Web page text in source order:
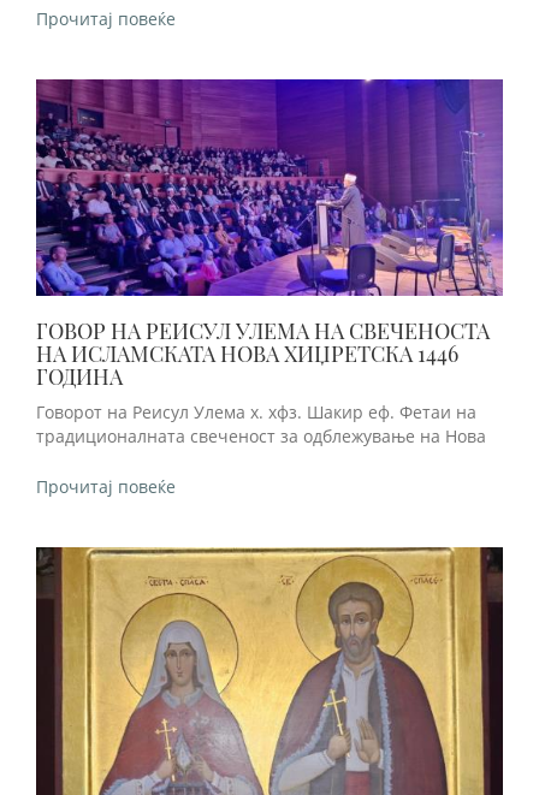
Прочитај повеќе
ГОВОР НА РЕИСУЛ УЛЕМА НА СВЕЧЕНОСТА
НА ИСЛАМСКАТА НОВА ХИЏРЕТСКА 1446
ГОДИНА
Говорот на Реисул Улема х. хфз. Шакир еф. Фетаи на
традиционалната свеченост за одблежување на Нова
Прочитај повеќе